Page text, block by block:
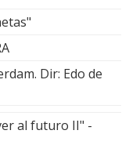
Dir: Edo de
al futuro II" -